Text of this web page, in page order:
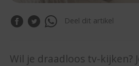
Deel dit artikel
Wil je draadloos tv-kijken?